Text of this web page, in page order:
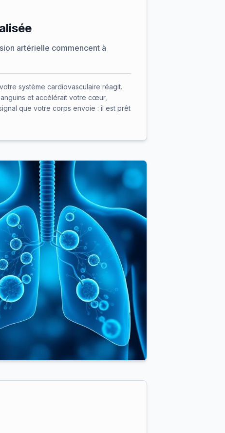
artérielle commencent à
système cardiovasculaire réagit.
et accélérait votre cœur,
que votre corps envoie : il est prêt